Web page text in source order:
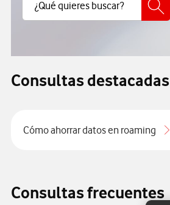
¿Qué quieres buscar?
Buscar Contenido
Consultas destacadas
Cómo ahorrar datos en roaming
Consultas frecuentes